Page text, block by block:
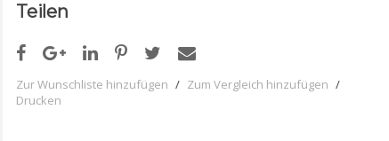
Teilen
Zur Wunschliste hinzufügen / Zum Vergleich hinzufügen /
Drucken